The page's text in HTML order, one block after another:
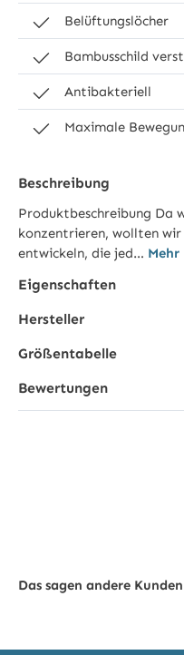
Belüftungslöcher
Bambusschild
Antibakteriell
Maximale
Beschreibung
Produktbeschreibung Da
konzentrieren, wollten wir
entwickeln, die jed… Mehr
Eigenschaften
Hersteller
Größentabelle
Bewertungen
Das sagen andere Kunden